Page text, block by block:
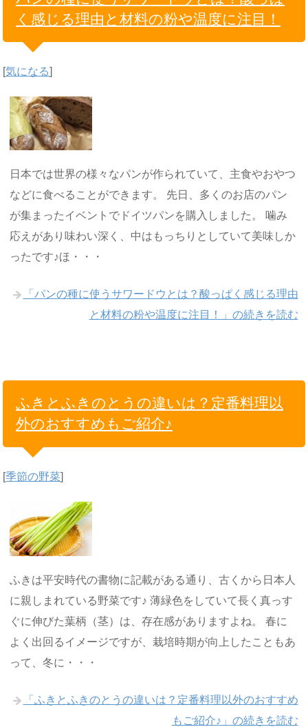
く感じる理由と材料の粉や温度に注目！
[気になる]
日本では世界の様々なパンが作られていて、主食やおやつ
などに食べることができます。 先日、多くのお店のパン
が集まったイベントでドイツパンを購入しました。 噛み
応えがあり味わい深く、中はもっちりとしていて美味しか
ったです♪ほ・・・
「パンの種に使うサワードウとは？酸っぱく感じる理由
と材料の粉や温度に注目！」の続きを読む
ふきとふきのとうの違いは？定番料理以
外のおすすめもご紹介♪
[季節の野菜]
ふきは平安時代の書物に記載がある通り、古くから日本人
に親しまれている野菜です♪ 薄緑色をしていて長く真っす
ぐに伸びた葉柄（茎）は、存在感がありますよね。 春に
よく出回るイメージですが、栽培時期が向上したこともあ
って、冬に・・・
「ふきとふきのとうの違いは？定番料理以外のおすすめ
もご紹介♪」の続きを読む